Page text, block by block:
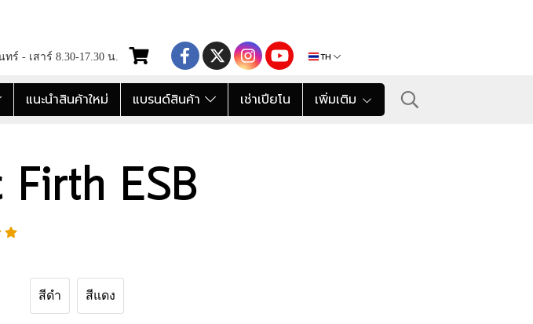
ทร์ - เสาร์ 8.30-17.30 น. TH
แนะนำสินค้าใหม่ แบรนด์สินค้า เช่าเปียโน เพิ่มเติม
Firth ESB
สีดำ สีแดง